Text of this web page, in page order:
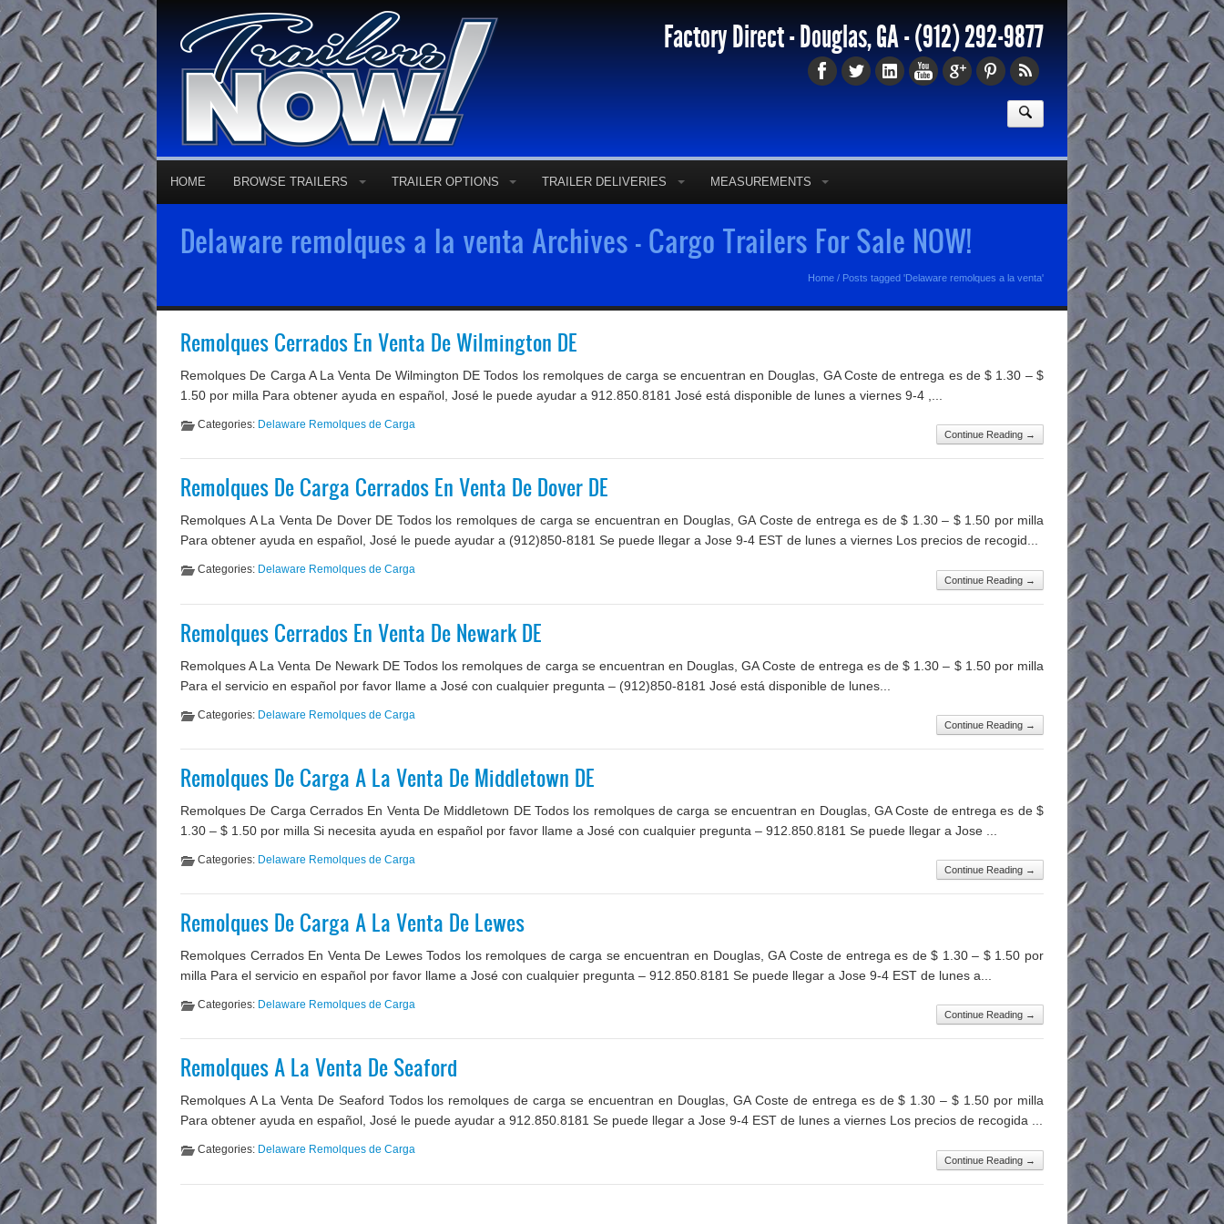
Factory Direct - Douglas, GA -(912) 292-9877
HOME BROWSE TRAILERS TRAILER OPTIONS TRAILER DELIVERIES MEASUREMENTS
Delaware remolques a la venta Archives - Cargo Trailers For Sale NOW!
Home / Posts tagged 'Delaware remolques a la venta'
Remolques Cerrados En Venta De Wilmington DE
Remolques De Carga A La Venta De Wilmington DE Todos los remolques de carga se encuentran en Douglas, GA Coste de entrega es de $ 1.30 – $
1.50 por milla Para obtener ayuda en español, José le puede ayudar a 912.850.8181 José está disponible de lunes a viernes 9-4 ,...
Continue Reading →
Categories: Delaware Remolques de Carga
Remolques De Carga Cerrados En Venta De Dover DE
Remolques A La Venta De Dover DE Todos los remolques de carga se encuentran en Douglas, GA Coste de entrega es de $ 1.30 – $ 1.50 por milla
Para obtener ayuda en español, José le puede ayudar a (912)850-8181 Se puede llegar a Jose 9-4 EST de lunes a viernes Los precios de recogid...
Continue Reading →
Categories: Delaware Remolques de Carga
Remolques Cerrados En Venta De Newark DE
Remolques A La Venta De Newark DE Todos los remolques de carga se encuentran en Douglas, GA Coste de entrega es de $ 1.30 – $ 1.50 por milla
Para el servicio en español por favor llame a José con cualquier pregunta – (912)850-8181 José está disponible de lunes...
Continue Reading →
Categories: Delaware Remolques de Carga
Remolques De Carga A La Venta De Middletown DE
Remolques De Carga Cerrados En Venta De Middletown DE Todos los remolques de carga se encuentran en Douglas, GA Coste de entrega es de $
1.30 – $ 1.50 por milla Si necesita ayuda en español por favor llame a José con cualquier pregunta – 912.850.8181 Se puede llegar a Jose ...
Continue Reading →
Categories: Delaware Remolques de Carga
Remolques De Carga A La Venta De Lewes
Remolques Cerrados En Venta De Lewes Todos los remolques de carga se encuentran en Douglas, GA Coste de entrega es de $ 1.30 – $ 1.50 por
milla Para el servicio en español por favor llame a José con cualquier pregunta – 912.850.8181 Se puede llegar a Jose 9-4 EST de lunes a...
Continue Reading →
Categories: Delaware Remolques de Carga
Remolques A La Venta De Seaford
Remolques A La Venta De Seaford Todos los remolques de carga se encuentran en Douglas, GA Coste de entrega es de $ 1.30 – $ 1.50 por milla
Para obtener ayuda en español, José le puede ayudar a 912.850.8181 Se puede llegar a Jose 9-4 EST de lunes a viernes Los precios de recogida ...
Continue Reading →
Categories: Delaware Remolques de Carga